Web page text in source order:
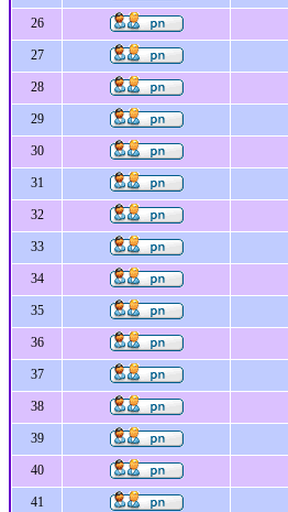
26
27
28
29
30
31
32
33
34
35
36
37
38
39
40
41